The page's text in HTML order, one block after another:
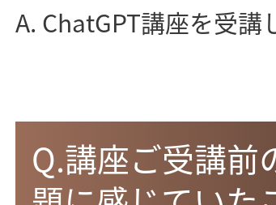
A. ChatGPT講座を受講
Q.講座ご受講前